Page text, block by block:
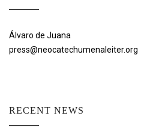
Álvaro de Juana
press@neocatechumenaleiter.org
RECENT NEWS